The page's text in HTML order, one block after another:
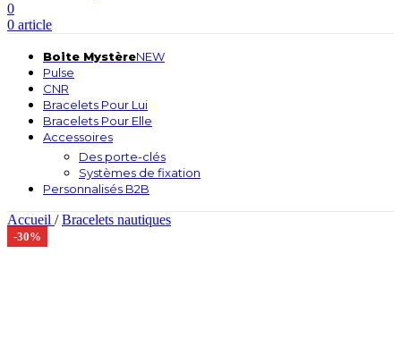
0
0 article
Boite MystèreNEW
Pulse
CNR
Bracelets Pour Lui
Bracelets Pour Elle
Accessoires
Des porte-clés
Systèmes de fixation
Personnalisés B2B
Accueil / Bracelets nautiques
-30%